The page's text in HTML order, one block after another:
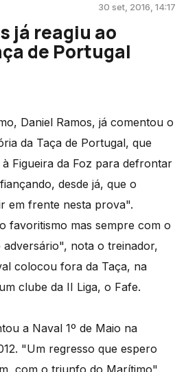
30 set, 2016, 14:17
já reagiu ao
de Portugal
Daniel Ramos, já comentou o
da Taça de Portugal, que
Figueira da Foz para defrontar
desde já, que o
em frente nesta prova".
favoritismo mas sempre com o
adversário", nota o treinador,
colocou fora da Taça, na
clube da II Liga, o Fafe.
a Naval 1º de Maio na
"Um regresso que espero